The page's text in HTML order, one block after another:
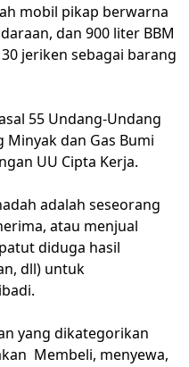
mobil pikap berwarna
dan 900 liter BBM
jeriken sebagai barang
55 Undang-Undang
Minyak dan Gas Bumi
UU Cipta Kerja.
adalah seseorang
atau menjual
diduga hasil
dll) untuk
yang dikategorikan
Membeli, menyewa,